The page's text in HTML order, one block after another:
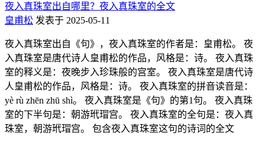
夜入真珠室出自哪里？夜入真珠室的全文
皇甫松 发表于 2025-05-11
夜入真珠室出自《句》，夜入真珠室的作者是：皇甫松。 夜
入真珠室是唐代诗人皇甫松的作品，风格是：诗。 夜入真珠
室的释义是：夜晚步入珍珠般的宫室。 夜入真珠室是唐代诗
人皇甫松的作品，风格是：诗。 夜入真珠室的拼音读音是：
yè rù zhēn zhū shì。 夜入真珠室是《句》的第1句。 夜入真珠
室的下半句是：朝游玳瑁宫。 夜入真珠室的全句是：夜入真
珠室，朝游玳瑁宫。 包含夜入真珠室这句的诗词的全文